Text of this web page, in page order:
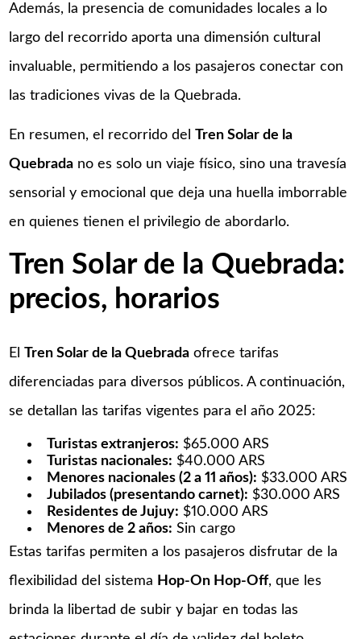
Además, la presencia de comunidades locales a lo
largo del recorrido aporta una dimensión cultural
invaluable, permitiendo a los pasajeros conectar con
las tradiciones vivas de la Quebrada.​
En resumen, el recorrido delTren Solar de la
Quebrada no es solo un viaje físico, sino una travesía
sensorial y emocional que deja una huella imborrable
en quienes tienen el privilegio de abordarlo.
Tren Solar de la Quebrada:
precios, horarios
ElTren Solar de la Quebrada ofrece tarifas
diferenciadas para diversos públicos. A continuación,
se detallan las tarifas vigentes para el año 2025:
Turistas extranjeros: $65.000 ARS​
Turistas nacionales: $40.000 ARS​
Menores nacionales (2 a 11 años): $33.000 ARS​
Jubilados (presentando carnet): $30.000 ARS​
Residentes de Jujuy: $10.000 ARS​
Menores de 2 años: Sin cargo​
Estas tarifas permiten a los pasajeros disfrutar de la
flexibilidad del sistema Hop-On Hop-Off, que les
brinda la libertad de subir y bajar en todas las